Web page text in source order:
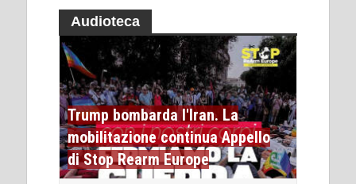
Audioteca
Trump bombarda l'Iran. La
mobilitazione continua Appello
di Stop Rearm Europe